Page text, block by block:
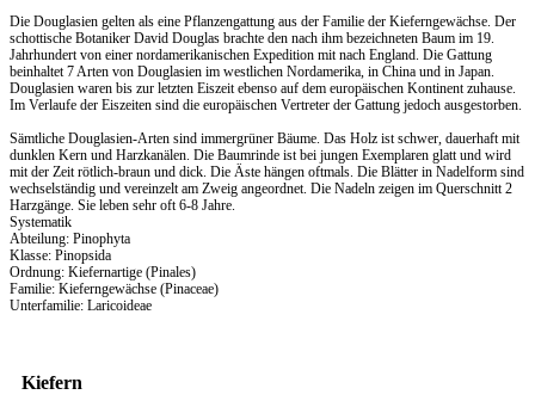
Die Douglasien gelten als eine Pflanzengattung aus der Familie der Kieferngewächse. Der
schottische Botaniker David Douglas brachte den nach ihm bezeichneten Baum im 19.
Jahrhundert von einer nordamerikanischen Expedition mit nach England. Die Gattung
beinhaltet 7 Arten von Douglasien im westlichen Nordamerika, in China und in Japan.
Douglasien waren bis zur letzten Eiszeit ebenso auf dem europäischen Kontinent zuhause.
Im Verlaufe der Eiszeiten sind die europäischen Vertreter der Gattung jedoch ausgestorben.
Sämtliche Douglasien-Arten sind immergrüner Bäume. Das Holz ist schwer, dauerhaft mit
dunklen Kern und Harzkanälen. Die Baumrinde ist bei jungen Exemplaren glatt und wird
mit der Zeit rötlich-braun und dick. Die Äste hängen oftmals. Die Blätter in Nadelform sind
wechselständig und vereinzelt am Zweig angeordnet. Die Nadeln zeigen im Querschnitt 2
Harzgänge. Sie leben sehr oft 6-8 Jahre.
Systematik
Abteilung: Pinophyta
Klasse: Pinopsida
Ordnung: Kiefernartige (Pinales)
Familie: Kieferngewächse (Pinaceae)
Unterfamilie: Laricoideae
Kiefern